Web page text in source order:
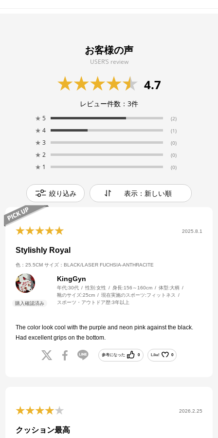
お客様の声
USER’S review
4.7
レビュー件数： 3件
★ 5 (2)
★ 4 (1)
★ 3 (0)
★ 2 (0)
★ 1 (0)
絞り込み 表示：新しい順
2025.8.1
Stylishly Royal
色：25.5CM サイズ：BLACK/LASER FUCHSIA-ANTHRACITE
KingGyn
年代:30代 性別:女性 身長:156～160cm 体型:大柄
靴のサイズ:25cm 現在実施のスポーツ:フィットネス
スポーツ・アウトドア歴:3年以上
The color look cool with the purple and neon pink against the black.
Had excellent grips on the bottom.
参考になった 0 Like! 0
2026.2.25
クッション最高